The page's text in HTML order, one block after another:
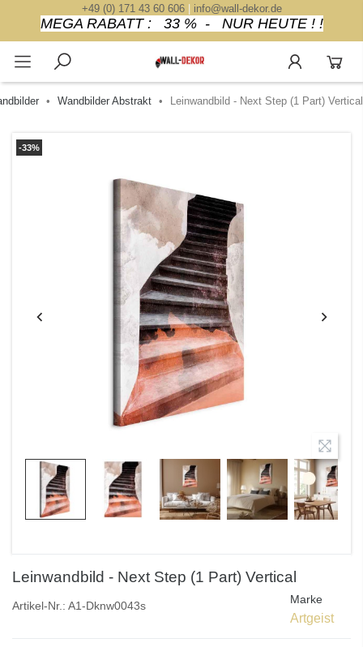
+49 (0) 171 43 60 606| info@wall-dekor.de
MEGA RABATT : 33 % - NUR HEUTE ! !
Wandbilder Abstrakt Leinwandbild - Next Step (1 Part) Vertical
-33%
Leinwandbild - Next Step (1 Part) Vertical
Artikel-Nr.: A1-Dknw0043s Marke
Artgeist